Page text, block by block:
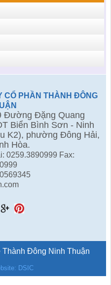
CỔ PHẦN THÀNH ĐÔNG
Đường Đặng Quang
Biển Bình Sơn - Ninh
K2), phường Đông Hải,
Hòa.
0259.3890999 Fax:
Thành Đông Ninh Thuận
DSIC